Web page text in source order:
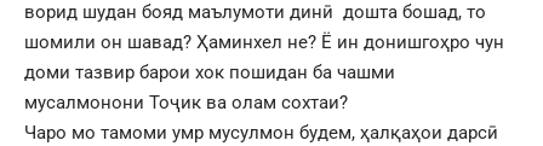
ворид шудан бояд маълумоти динӣ дошта бошад, то
шомили он шавад? Ҳаминхел не? Ё ин донишгоҳро чун
доми тазвир барои хок пошидан ба чашми
мусалмонони Тоҷик ва олам сохтаи?
Чаро мо тамоми умр мусулмон будем, ҳалқаҳои дарсӣ